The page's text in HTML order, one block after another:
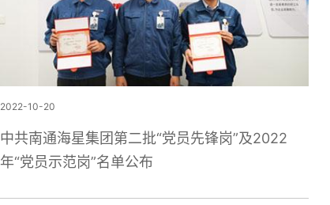
2022-10-20
中共南通海星集团第二批“党员先锋岗”及2022
年“党员示范岗”名单公布